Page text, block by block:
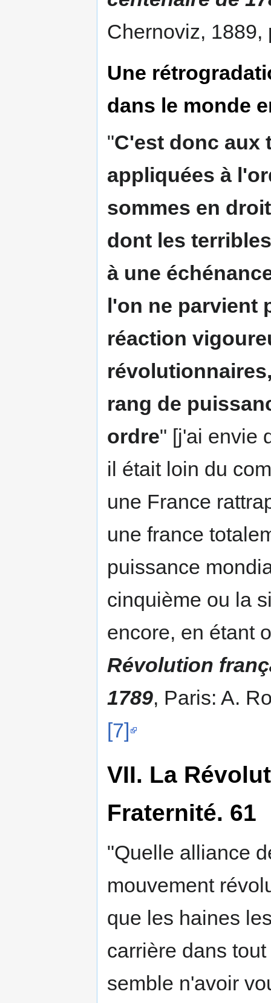
Chernoviz,
Une
dans le monde
"C'est donc aux
appliquées à
sommes en
dont les
à une
l'on ne parvient
réaction
rang de
ordre" [j'ai envie
il était loin du
une France
une france
puissance
cinquième ou la
encore, en étant
Révolution
1789, Paris: A.
[7]
VII. La
Fraternité. 61
"Quelle alliance
mouvement
que les haines
carrière dans
semble n'avoir